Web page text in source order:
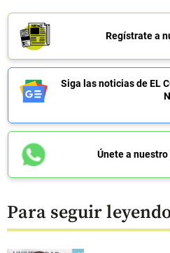
Regístrate a
Siga las noticias de EL
Únete a
Para seguir